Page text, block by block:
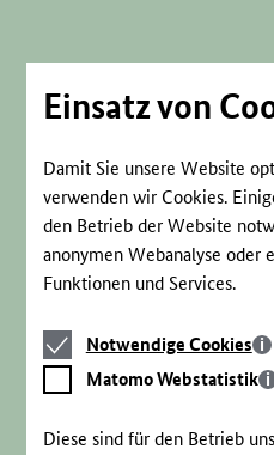
Einsatz von
Damit Sie unsere Website
verwenden wir Cookies.
den Betrieb der Website
anonymen Webanalyse oder
Funktionen und Services.
Notwendige
Cookies
Notwendige Cookies
Matomo
Webstatistik
Matomo Webstatistik
Diese sind für den Betrieb